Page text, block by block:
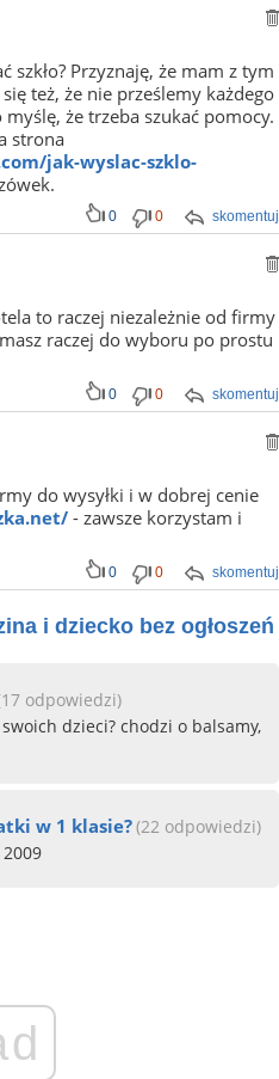
szkło? Przyznaję, że mam z tym
też, że nie prześlemy każdego
że trzeba szukać pomocy.
strona
jak-wyslac-szklo-
skomentuj
0 0
to raczej niezależnie od firmy
raczej do wyboru po prostu
skomentuj
0 0
do wysyłki i w dobrej cenie
- zawsze korzystam i
skomentuj
0 0
i dziecko bez ogłoszeń
odpowiedzi)
dzieci? chodzi o balsamy,
w 1 klasie?(22 odpowiedzi)